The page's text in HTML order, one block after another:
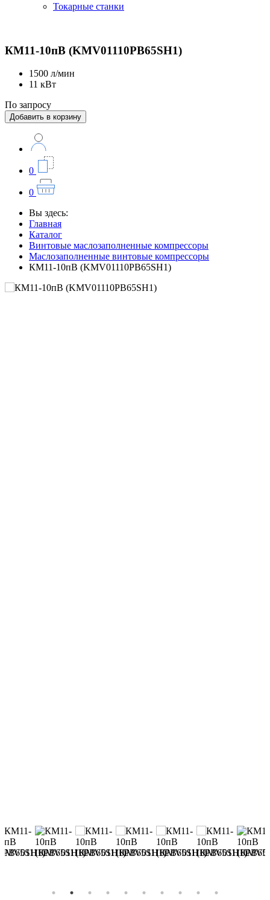
Токарные станки
КМ11-10пВ (KMV01110PB65SH1)
1500 л/мин
11 кВт
По запросу
Добавить в корзину
0
0
Вы здесь:
Главная
Каталог
Винтовые маслозаполненные компрессоры
Маслозаполненные винтовые компрессоры
КМ11-10пВ (KMV01110PB65SH1)